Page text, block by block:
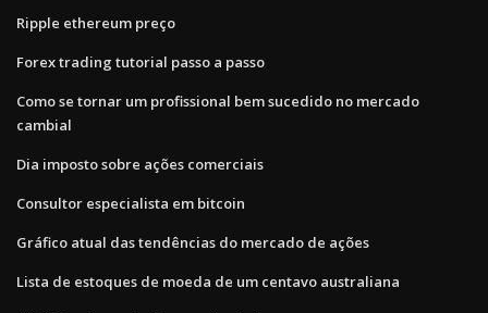
Ripple ethereum preço
Forex trading tutorial passo a passo
Como se tornar um profissional bem sucedido no mercado
cambial
Dia imposto sobre ações comerciais
Consultor especialista em bitcoin
Gráfico atual das tendências do mercado de ações
Lista de estoques de moeda de um centavo australiana